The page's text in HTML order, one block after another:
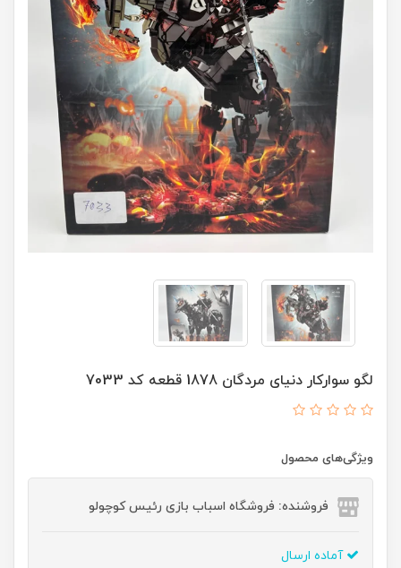
لگو سوارکار دنیای مردگان 1878 قطعه کد 7033
ویژگی‌های محصول
فروشنده: فروشگاه اسباب بازی رئیس کوچولو
آماده ارسال